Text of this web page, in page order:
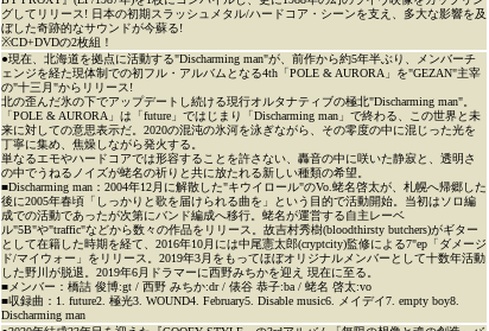
グしてリリース! 日本の初期スラッシュメタル/ハードコア・シーンを支え、多大な影響を及
ぼした奇跡的なサウンドが今蘇る!
※CD+DVDの2枚組！
●現在、北海道を拠点に活動する"Discharming man"が、前作から約5年半ぶり、メンバーチ
ェンジを経た現体制での初フル・アルバムとなる4th「POLE & AURORA」を"GEZAN"主宰
の"十三月"からリリース!
北の歪んだ氷の下でアップデートし続ける現行オルタナティブの極北"Discharming man"。
「POLE & AURORA」は「future」ではじまり「Discharming man」で終わる、この世界と未
来に対しての意思表示だ。2020の混沌の氷河を泳ぎながら、その零度の中に混じった光を
丁寧に集め、焦燥しながら発火する。
単なるエモやハードコアでは形容することを許さない、轟音の中に咲いた静寂と、透明さ
の中でうねるノイズが蛯名の祈りと共に放たれる新しい種類の希望。
■Discharming man：2004年12月に解散した"キウイロール"のVo.蛯名啓太が、札幌へ帰郷した
後に2005年春頃「しっかりと歌を届けられる曲を」という目的で活動開始。当初はソロ編
成での活動であったが次第にバンド編成へ移行。蛯名が運営する自主レーベ
ル"5B"や"traffic"などから数々の作品をリリース。故吉村秀樹(bloodthirsty butchers)がギター
として在籍した時期を経て、2016年10月には中尾憲太郎(cryptcity)監修による7"ep「ダメージ
ド/マイウォー」をリリース。2019年3月をもってほぼオリジナルメンバーとして十数年活動
した野川が脱退。2019年6月ドラマーに西野みちかを迎え 現在に至る。
■メンバー：橋詰 俊博:gt / 西野 みちか:dr / 俵谷 恭子:ba / 蛯名 啓太:vo
■収録曲：1. future2. 極光3. WOUND4. February5. Disable music6. メイデイ7. empty boy8.
Discharming man